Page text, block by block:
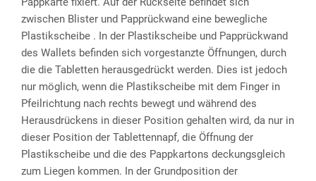
zwischen Blister und Papprückwand eine bewegliche
Plastikscheibe . In der Plastikscheibe und Papprückwand
des Wallets befinden sich vorgestanzte Öffnungen, durch
die die Tabletten herausgedrückt werden. Dies ist jedoch
nur möglich, wenn die Plastikscheibe mit dem Finger in
Pfeilrichtung nach rechts bewegt und während des
Herausdrückens in dieser Position gehalten wird, da nur in
dieser Position der Tablettennapf, die Öffnung der
Plastikscheibe und die des Pappkartons deckungsgleich
zum Liegen kommen. In der Grundposition der